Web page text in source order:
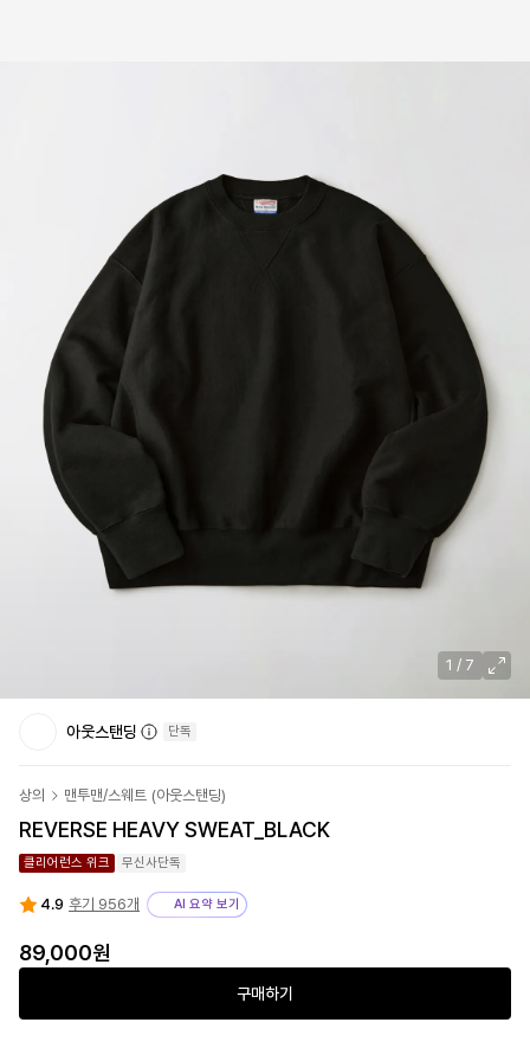
1 / 7
아웃스탠딩 단독
상의 맨투맨/스웨트 (아웃스탠딩)
REVERSE HEAVY SWEAT_BLACK
클리어런스 위크 무신사단독
4.9 후기 956개 AI 요약 보기
89,000원
구매하기